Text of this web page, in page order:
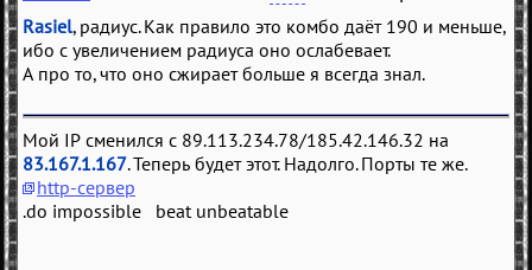
Rasiel, радиус. Как правило это комбо даёт 190 и меньше,
ибо с увеличением радиуса оно ослабевает.
А про то, что оно сжирает больше я всегда знал.
Мой IP сменился с 89.113.234.78/185.42.146.32 на
83.167.1.167. Теперь будет этот. Надолго. Порты те же.
http-сервер
.do impossible beat unbeatable